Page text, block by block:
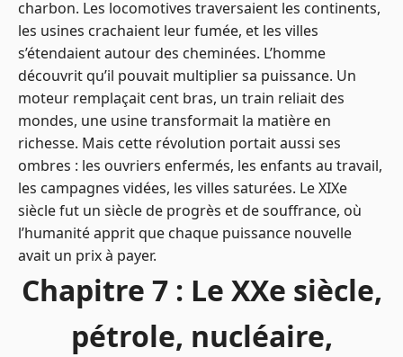
charbon. Les locomotives traversaient les continents,
les usines crachaient leur fumée, et les villes
s’étendaient autour des cheminées. L’homme
découvrit qu’il pouvait multiplier sa puissance. Un
moteur remplaçait cent bras, un train reliait des
mondes, une usine transformait la matière en
richesse. Mais cette révolution portait aussi ses
ombres : les ouvriers enfermés, les enfants au travail,
les campagnes vidées, les villes saturées. Le XIXe
siècle fut un siècle de progrès et de souffrance, où
l’humanité apprit que chaque puissance nouvelle
avait un prix à payer.
Chapitre 7 : Le XXe siècle,
pétrole, nucléaire,